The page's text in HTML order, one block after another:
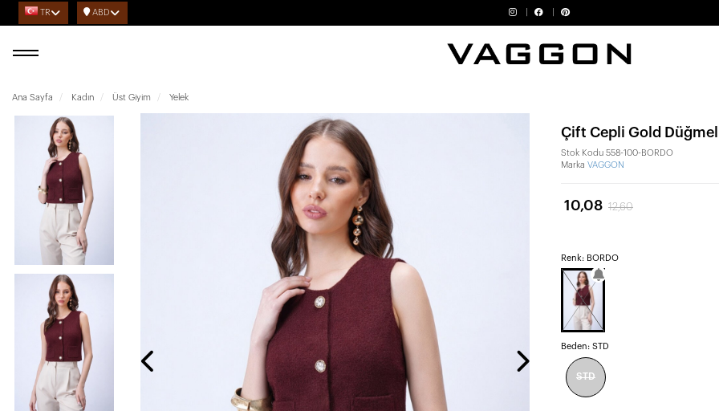
TR ABD
Ana Sayfa Kadın Üst Giyim Yelek
Çift Cepli Gold
Stok Kodu 558-100-BORDO
Marka VAGGON
10,08 12,60
Renk: BORDO
Beden: STD
STD